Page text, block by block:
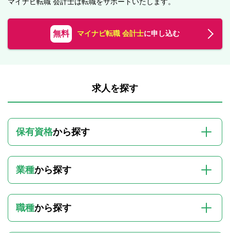
無料 マイナビ転職 会計士に申し込む
求人を探す
保有資格から探す
業種から探す
職種から探す